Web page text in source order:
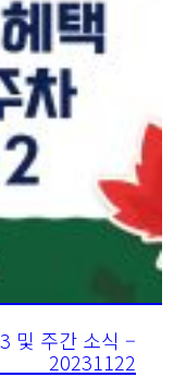
및 주간 소식 –
20231122